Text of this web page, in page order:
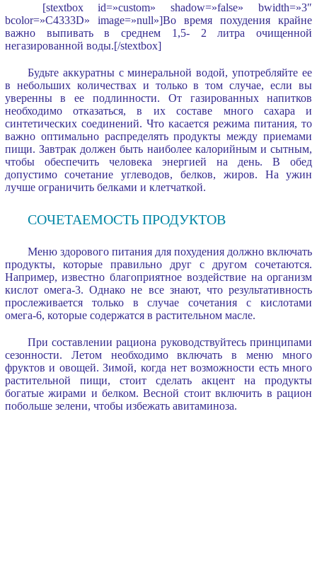
[stextbox id=»custom» shadow=»false» bwidth=»3″
bcolor=»C4333D» image=»null»]Во время похудения крайне
важно выпивать в среднем 1,5- 2 литра очищенной
негазированной воды.[/stextbox]
Будьте аккуратны с минеральной водой, употребляйте ее
в небольших количествах и только в том случае, если вы
уверенны в ее подлинности. От газированных напитков
необходимо отказаться, в их составе много сахара и
синтетических соединений. Что касается режима питания, то
важно оптимально распределять продукты между приемами
пищи. Завтрак должен быть наиболее калорийным и сытным,
чтобы обеспечить человека энергией на день. В обед
допустимо сочетание углеводов, белков, жиров. На ужин
лучше ограничить белками и клетчаткой.
СОЧЕТАЕМОСТЬ ПРОДУКТОВ
Меню здорового питания для похудения должно включать
продукты, которые правильно друг с другом сочетаются.
Например, известно благоприятное воздействие на организм
кислот омега-3. Однако не все знают, что результативность
прослеживается только в случае сочетания с кислотами
омега-6, которые содержатся в растительном масле.
При составлении рациона руководствуйтесь принципами
сезонности. Летом необходимо включать в меню много
фруктов и овощей. Зимой, когда нет возможности есть много
растительной пищи, стоит сделать акцент на продукты
богатые жирами и белком. Весной стоит включить в рацион
побольше зелени, чтобы избежать авитаминоза.